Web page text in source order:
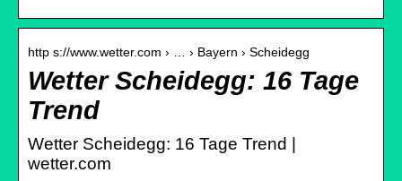
http s://www.wetter.com › … › Bayern › Scheidegg
Wetter Scheidegg: 16 Tage
Trend
Wetter Scheidegg: 16 Tage Trend |
wetter.com